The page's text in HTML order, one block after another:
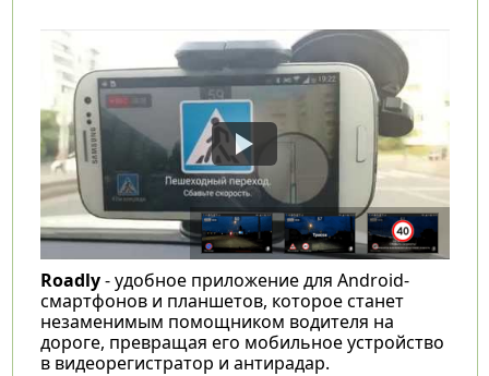
Roadly- удобное приложение для Android-
смартфонов и планшетов, которое станет
незаменимым помощником водителя на
дороге, превращая его мобильное устройство
в видеорегистратор и антирадар.